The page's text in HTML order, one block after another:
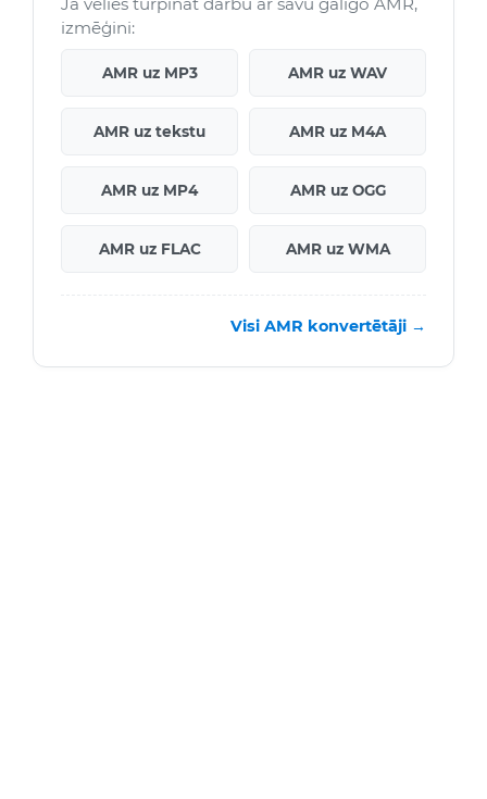
izmēģini:
AMR uz MP3 AMR uz WAV
AMR uz tekstu AMR uz M4A
AMR uz MP4 AMR uz OGG
AMR uz FLAC AMR uz WMA
Visi AMR konvertētāji →